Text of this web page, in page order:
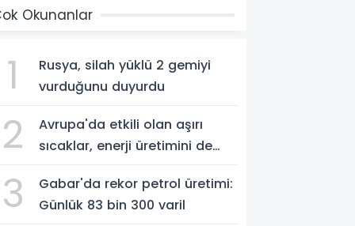
Okunanlar
1
Rusya, silah yüklü 2 gemiyi
vurduğunu duyurdu
2
Avrupa'da etkili olan aşırı
sıcaklar, enerji üretimini de
3
Gabar'da rekor petrol üretimi:
Günlük 83 bin 300 varil